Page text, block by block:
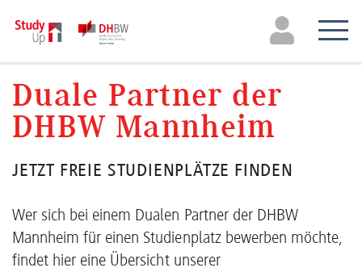
Duale Partner der
DHBW Mannheim
JETZT FREIE STUDIENPLÄTZE FINDEN
Wer sich bei einem Dualen Partner der DHBW
Mannheim für einen Studienplatz bewerben möchte,
findet hier eine Übersicht unserer